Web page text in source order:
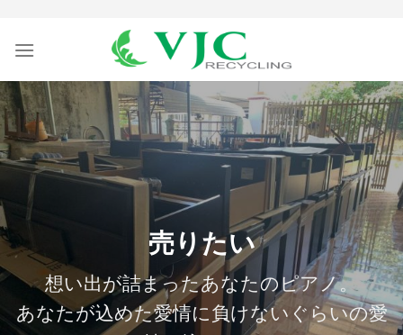
売りたい
想い出が詰まったあなたのピアノ。
あなたが込めた愛情に負けないぐらいの愛